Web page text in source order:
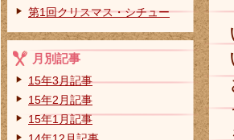
第1回クリスマス・シチュー
月別記事
15年3月記事
15年2月記事
15年1月記事